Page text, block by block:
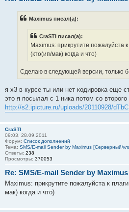
Maximus писал(а):
CraSTI писал(а):
Maximus: прикрутите пожалуйста
(кто(ип/мак) когда и что)
Сделаю в следующей версии, только
я х3 в курсе ты или нет кодировка еще
это я посылал с 1 ника потом со второго
http://s2.ipicture.ru/uploads/20110928/
CraSTI
09:03, 28.09.2011
Форум: Список дополнений
Тема: SMS/E-mail Sender by Maximus [Серверный/
Ответы: 238
Просмотры: 370053
Re: SMS/E-mail Sender by
Maximus: прикрутите пожалуйста к
мак) когда и что)